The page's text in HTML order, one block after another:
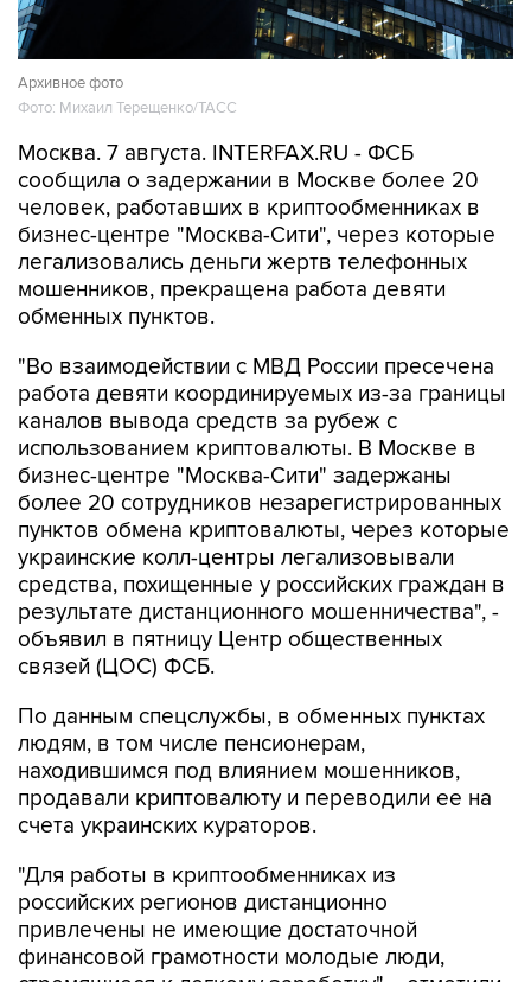
Архивное фото
Фото: Михаил Терещенко/ТАСС
Москва. 7 августа. INTERFAX.RU - ФСБ
сообщила о задержании в Москве более 20
человек, работавших в криптообменниках в
бизнес-центре "Москва-Сити", через которые
легализовались деньги жертв телефонных
мошенников, прекращена работа девяти
обменных пунктов.
"Во взаимодействии с МВД России пресечена
работа девяти координируемых из-за границы
каналов вывода средств за рубеж с
использованием криптовалюты. В Москве в
бизнес-центре "Москва-Сити" задержаны
более 20 сотрудников незарегистрированных
пунктов обмена криптовалюты, через которые
украинские колл-центры легализовывали
средства, похищенные у российских граждан в
результате дистанционного мошенничества", -
объявил в пятницу Центр общественных
связей (ЦОС) ФСБ.
По данным спецслужбы, в обменных пунктах
людям, в том числе пенсионерам,
находившимся под влиянием мошенников,
продавали криптовалюту и переводили ее на
счета украинских кураторов.
"Для работы в криптообменниках из
российских регионов дистанционно
привлечены не имеющие достаточной
финансовой грамотности молодые люди,